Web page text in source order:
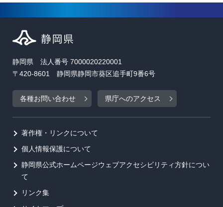
静岡県 法人番号 7000020220001
〒420-8601 静岡県静岡市葵区追手町9番6号
各種お問い合わせ 県庁へのアクセス
著作権・リンクについて
個人情報保護について
静岡県公式ホームページウェブアクセシビリティ方針につい
て
リンク集